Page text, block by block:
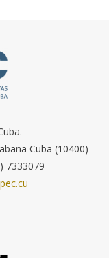
Cuba (10400)
7333079